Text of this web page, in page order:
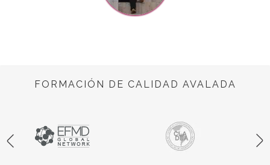
FORMACIÓN DE CALIDAD AVALADA